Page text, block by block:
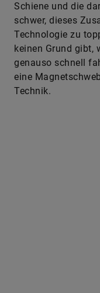
Schiene und die
schwer, dieses
Technologie zu
keinen Grund gibt,
genauso schnell
eine
Technik.